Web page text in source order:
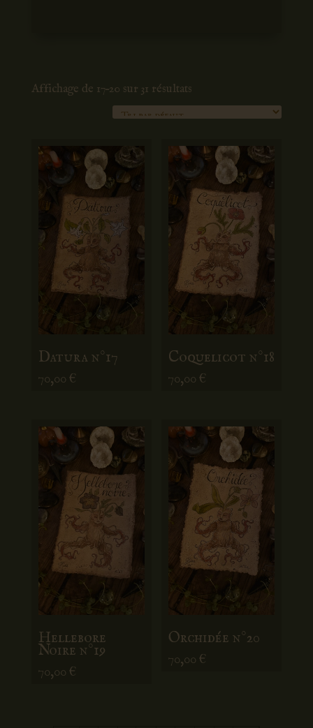
Affichage de 17–20 sur 31 résultats
Datura n°17
€
Coquelicot n°18
€
Hellebore
Noire n°19
€
Orchidée n°20
€